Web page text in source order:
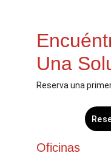
Una
Oficinas
Reserva una